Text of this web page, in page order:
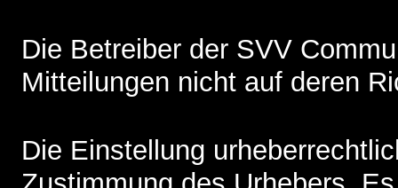
Die Betreiber der SVV
Mitteilungen nicht auf deren
Die Einstellung